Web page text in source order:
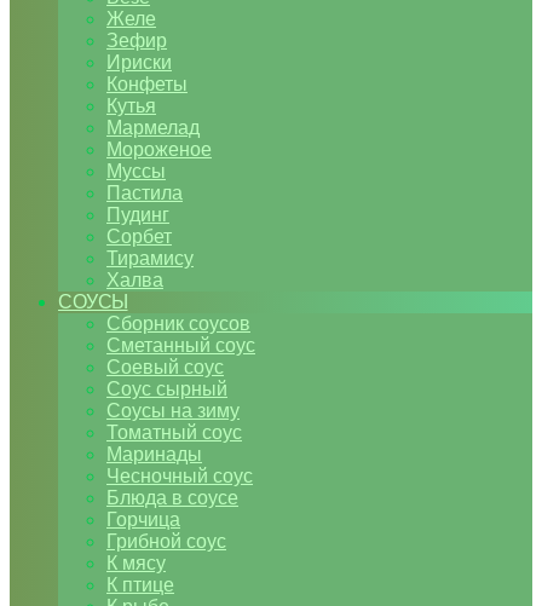
Желе
Зефир
Ириски
Конфеты
Кутья
Мармелад
Мороженое
Муссы
Пастила
Пудинг
Сорбет
Тирамису
Халва
СОУСЫ
Сборник соусов
Сметанный соус
Соевый соус
Соус сырный
Соусы на зиму
Томатный соус
Маринады
Чесночный соус
Блюда в соусе
Горчица
Грибной соус
К мясу
К птице